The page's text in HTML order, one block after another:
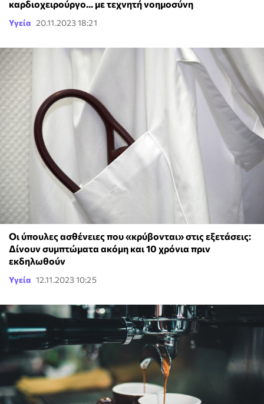
καρδιοχειρούργο... με τεχνητή νοημοσύνη
Υγεία 20.11.2023 18:21
Οι ύπουλες ασθένειες που «κρύβονται» στις εξετάσεις:
Δίνουν συμπτώματα ακόμη και 10 χρόνια πριν
εκδηλωθούν
Υγεία 12.11.2023 10:25